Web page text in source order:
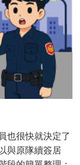
也很快就決定了
與原隊續簽居